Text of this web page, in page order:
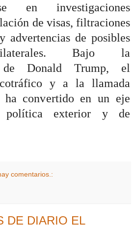
en investigaciones
de visas, filtraciones
advertencias de posibles
Bajo la
de Donald Trump, el
y a la llamada
ha convertido en un eje
exterior y de
comentarios.:
DE DIARIO EL